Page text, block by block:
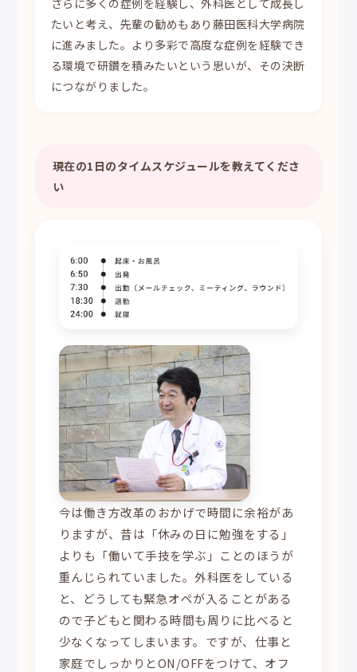
さらに多くの症例を経験し、外科医として成長し
たいと考え、先輩の勧めもあり藤田医科大学病院
に進みました。より多彩で高度な症例を経験でき
る環境で研鑽を積みたいという思いが、その決断
につながりました。
現在の1日のタイムスケジュールを教えてくださ
い
今は働き方改革のおかげで時間に余裕があ
りますが、昔は「休みの日に勉強をする」
よりも「働いて手技を学ぶ」ことのほうが
重んじられていました。外科医をしている
と、どうしても緊急オペが入ることがある
ので子どもと関わる時間も周りに比べると
少なくなってしまいます。ですが、仕事と
家庭でしっかりとON/OFFをつけて、オフ